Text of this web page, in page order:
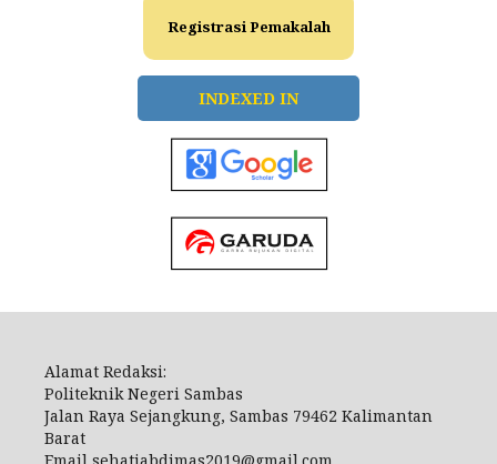
Registrasi Pemakalah
INDEXED IN
Alamat Redaksi:
Politeknik Negeri Sambas
Jalan Raya Sejangkung, Sambas 79462 Kalimantan
Barat